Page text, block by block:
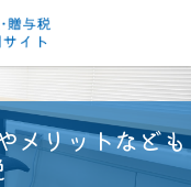
メリットなども